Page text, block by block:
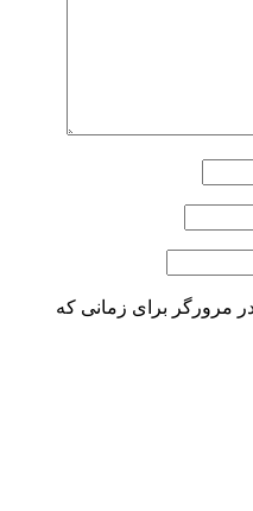
مرورگر برای زمانی که